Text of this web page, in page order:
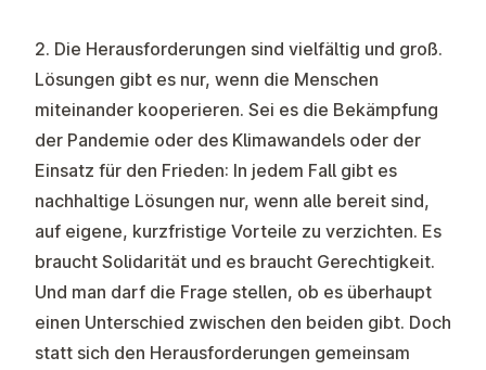
2. Die Herausforderungen sind vielfältig und groß.
Lösungen gibt es nur, wenn die Menschen
miteinander kooperieren. Sei es die Bekämpfung
der Pandemie oder des Klimawandels oder der
Einsatz für den Frieden: In jedem Fall gibt es
nachhaltige Lösungen nur, wenn alle bereit sind,
auf eigene, kurzfristige Vorteile zu verzichten. Es
braucht Solidarität und es braucht Gerechtigkeit.
Und man darf die Frage stellen, ob es überhaupt
einen Unterschied zwischen den beiden gibt. Doch
statt sich den Herausforderungen gemeinsam